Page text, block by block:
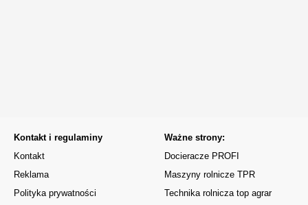
Kontakt i regulaminy
Kontakt
Reklama
Polityka prywatności
Ważne strony:
Docieracze PROFI
Maszyny rolnicze TPR
Technika rolnicza top agrar